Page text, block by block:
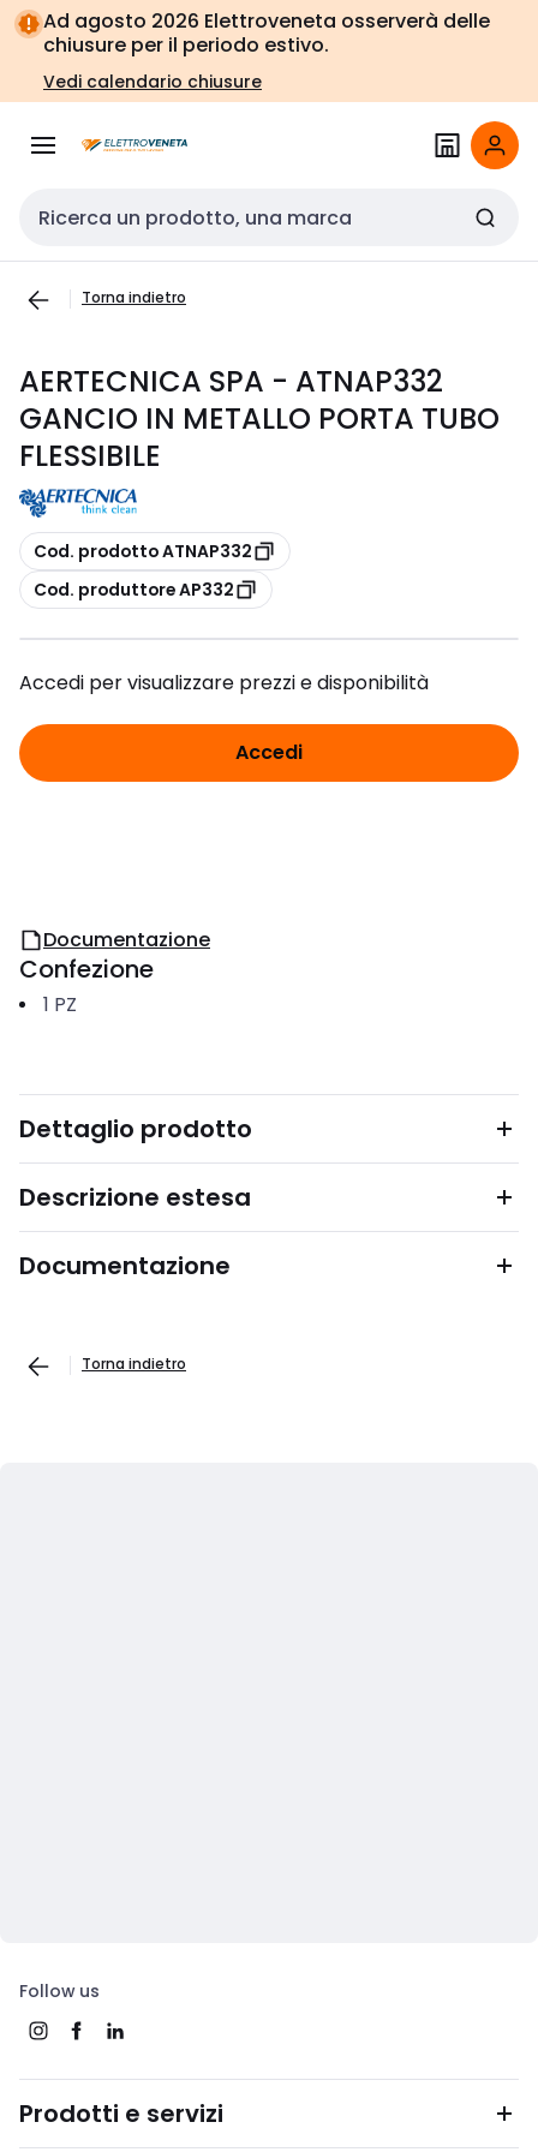
Vai alla
navigazione
Vai
alla
pagina
Ad agosto 2026 Elettroveneta osserverà delle
chiusure per il periodo estivo.
Vedi calendario chiusure
Cerca input
Torna indietro
AERTECNICA SPA - ATNAP332
GANCIO IN METALLO PORTA TUBO
FLESSIBILE
copia
Cod. prodotto ATNAP332
copia
Cod. produttore AP332
Accedi per visualizzare prezzi e disponibilità
Accedi
Documentazione
Confezione
1 PZ
Dettaglio prodotto
Descrizione estesa
Documentazione
Torna indietro
Follow us
Prodotti e servizi